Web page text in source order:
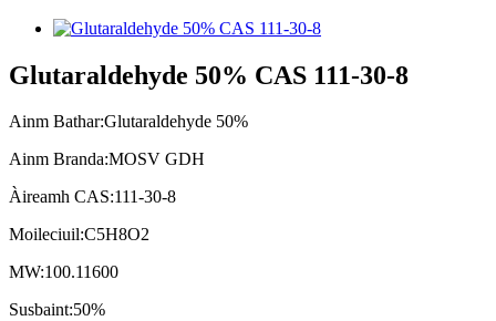
Glutaraldehyde 50% CAS 111-30-8
Ainm Bathar:Glutaraldehyde 50%
Ainm Branda:MOSV GDH
Àireamh CAS:111-30-8
Moileciuil:C5H8O2
MW:100.11600
Susbaint:50%